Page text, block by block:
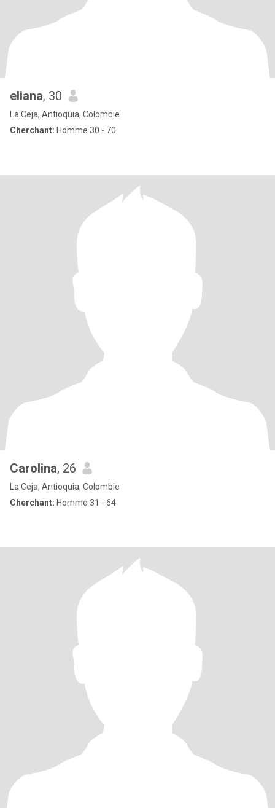
eliana, 30
La Ceja, Antioquia, Colombie
Cherchant: Homme 30 - 70
Carolina, 26
La Ceja, Antioquia, Colombie
Cherchant: Homme 31 - 64